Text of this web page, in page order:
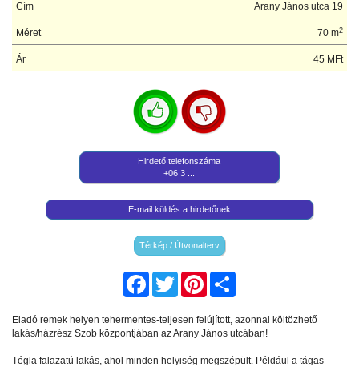
Cím Arany János utca 19
Méret 70 m2
Ár 45 MFt
Hirdető telefonszáma
+06 3 ...
E-mail küldés a hirdetőnek
Térkép / Útvonalterv
FacebookTwitter Pinterest
Eladó remek helyen tehermentes-teljesen felújított, azonnal költözhető
lakás/házrész Szob központjában az Arany János utcában!
Tégla falazatú lakás, ahol minden helyiség megszépült. Például a tágas